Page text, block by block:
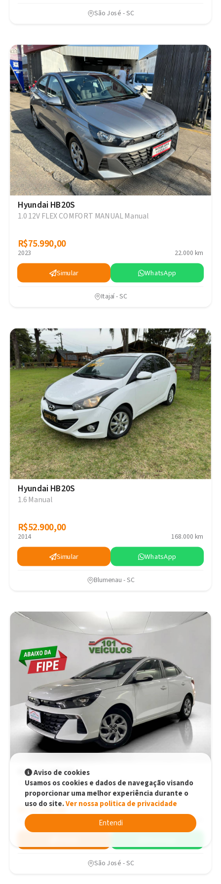
São José - SC
Hyundai HB20S
1.0 12V FLEX COMFORT MANUAL Manual
R$75.990,00
R$75.990,00
2023 22.000 km
Simular WhatsApp
Itajaí - SC
Hyundai HB20S
1.6 Manual
R$52.900,00
R$52.900,00
2014 168.000 km
Simular WhatsApp
Blumenau - SC
Hyundai HB20S
1.0 COMFORT PLUS FLEX MEC. Manual
R$79.590,00
R$79.590,00
2025 37.750 km
São José - SC
Aviso de cookies
Usamos os cookies e dados de navegação visando
proporcionar uma melhor experiência durante o
uso do site.Ver nossa politica de privacidade
Entendi